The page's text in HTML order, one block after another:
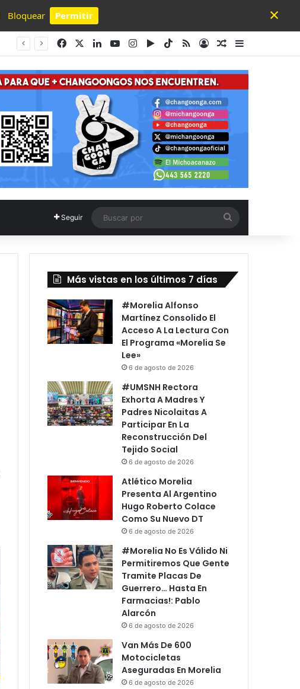
Bloquear Permitir
Powered by SendPulse
×
FacebookLinkedInYouTubeInstagram
Google Play
TikTok
RSSAccesoPublicación al
Barra lateral
Seguir
por
Más vistas en los últimos 7 días
#Morelia Alfonso
Martínez Consolido El
Acceso A La Lectura Con
El Programa «Morelia Se
Lee»
6 de agosto de 2026
#UMSNH Rectora
Exhorta A Madres Y
Padres Nicolaitas A
Participar En La
Reconstrucción Del
Tejido Social
6 de agosto de 2026
Atlético Morelia
Presenta Al Argentino
Hugo Roberto Colace
Como Su Nuevo DT
6 de agosto de 2026
#Morelia No Es Válido Ni
Permitiremos Que Gente
Tramite Placas De
Guerrero… Hasta En
Farmacias!: Pablo
Alarcón
6 de agosto de 2026
Van Más De 600
Motocicletas
Aseguradas En Morelia
6 de agosto de 2026